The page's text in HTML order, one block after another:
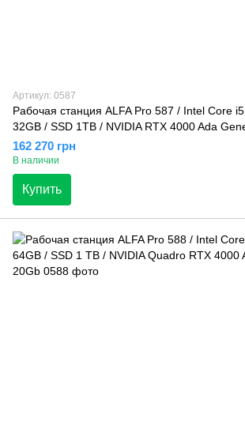
Артикул: 0587
Рабочая станция ALFA Pro 587 / Intel Core
32GB / SSD 1TB / NVIDIA RTX 4000 Ada
162 270 грн
В наличии
Купить